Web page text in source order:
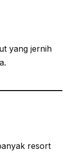
yang jernih
resort